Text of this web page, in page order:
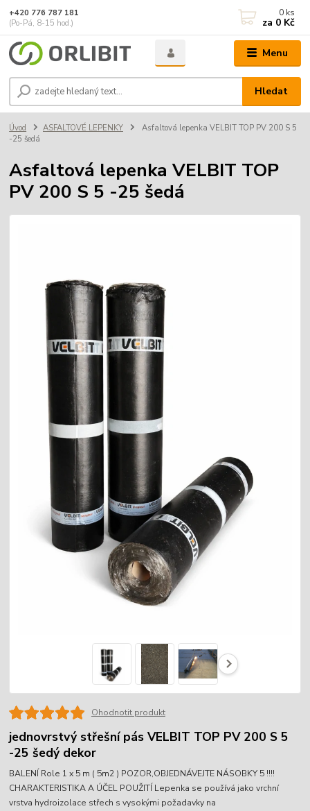
Menu
Hledat
+420 776 787 181
(Po-Pá, 8-15 hod.)
0 ks
za 0 Kč
Úvod ASFALTOVÉ LEPENKY
Asfaltová lepenka VELBIT TOP PV 200 S 5
-25 šedá
Asfaltová lepenka VELBIT TOP
PV 200 S 5 -25 šedá
Ohodnotit produkt
jednovrstvý střešní pás VELBIT TOP PV 200 S 5
-25 šedý dekor
BALENÍ Role 1 x 5 m ( 5m2 ) POZOR,OBJEDNÁVEJTE NÁSOBKY 5 !!!!
CHARAKTERISTIKA A ÚČEL POUŽITÍ Lepenka se používá jako vrchní
vrstva hydroizolace střech s vysokými požadavky na